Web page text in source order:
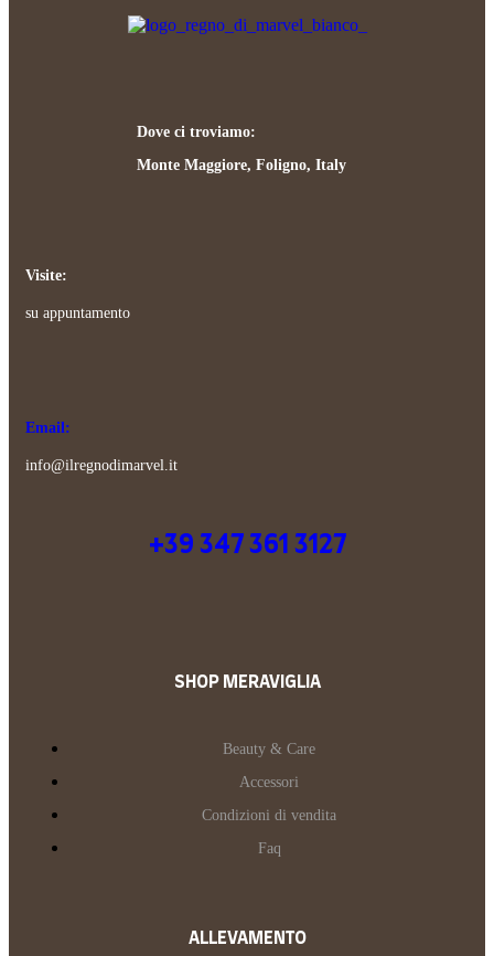
Dove ci troviamo:
Monte Maggiore, Foligno, Italy
Visite:
su appuntamento
Email:
info@ilregnodimarvel.it
+39 347 361 3127
SHOP MERAVIGLIA
Beauty & Care
Accessori
Condizioni di vendita
Faq
ALLEVAMENTO